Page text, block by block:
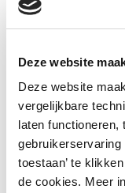
Deze website
Deze website
vergelijkbare
laten functioneren,
gebruikerservaring
toestaan’ te
de cookies. Meer
van
(ISO9001
van het
externe